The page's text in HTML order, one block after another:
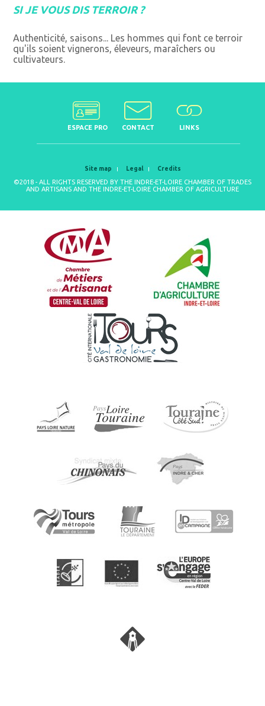
SI JE VOUS DIS TERROIR ?
Authenticité, saisons... Les hommes qui font ce terroir
qu'ils soient vignerons, éleveurs, maraîchers ou
cultivateurs.
ESPACE PRO CONTACT LINKS
Site map Legal Credits
©2018 - ALL RIGHTS RESERVED BY THE INDRE-ET-LOIRE CHAMBER OF TRADES
AND ARTISANS AND THE INDRE-ET-LOIRE CHAMBER OF AGRICULTURE